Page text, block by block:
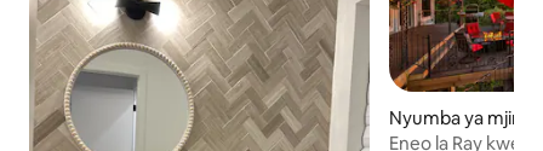
Nyumba ya mjini
out Mountain
Eneo la Ray